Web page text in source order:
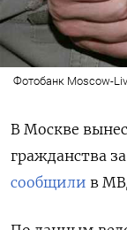
Фотобанк Moscow-
В Москве
гражданства
сообщили в